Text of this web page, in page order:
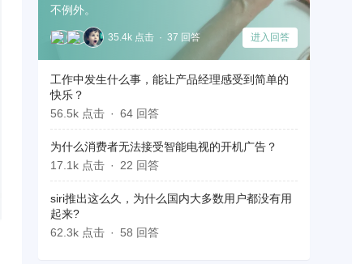
不例外。
35.4k 点击 37 回答 进入回答
工作中发生什么事，能让产品经理感受到简单的
快乐？
56.5k 点击
64 回答
为什么消费者无法接受智能电视的开机广告？
17.1k 点击
22 回答
siri推出这么久，为什么国内大多数用户都没有用
起来?
62.3k 点击
58 回答